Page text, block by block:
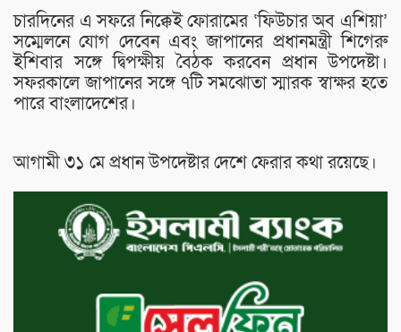
চারদিনের এ সফরে নিক্কেই ফোরামের ‘ফিউচার অব এশিয়া’
সম্মেলনে যোগ দেবেন এবং জাপানের প্রধানমন্ত্রী শিগেরু
ইশিবার সঙ্গে দ্বিপক্ষীয় বৈঠক করবেন প্রধান উপদেষ্টা।
সফরকালে জাপানের সঙ্গে ৭টি সমঝোতা স্মারক স্বাক্ষর হতে
পারে বাংলাদেশের।
আগামী ৩১ মে প্রধান উপদেষ্টার দেশে ফেরার কথা রয়েছে।